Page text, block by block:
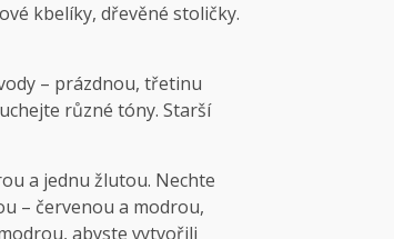
kbelíky, dřevěné stoličky.
– prázdnou, třetinu
různé tóny. Starší
a jednu žlutou. Nechte
– červenou a modrou,
abyste vytvořili